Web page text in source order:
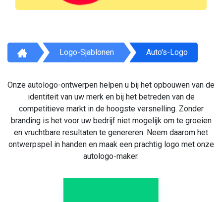
Logo-Sjablonen Auto's-Logo
Onze autologo-ontwerpen helpen u bij het opbouwen van de
identiteit van uw merk en bij het betreden van de
competitieve markt in de hoogste versnelling. Zonder
branding is het voor uw bedrijf niet mogelijk om te groeien
en vruchtbare resultaten te genereren. Neem daarom het
ontwerpspel in handen en maak een prachtig logo met onze
autologo-maker.